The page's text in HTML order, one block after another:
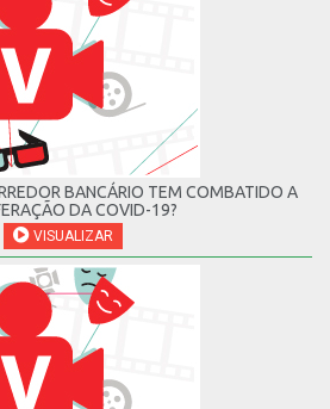
BANCÁRIO TEM COMBATIDO A
DA COVID-19?
VISUALIZAR